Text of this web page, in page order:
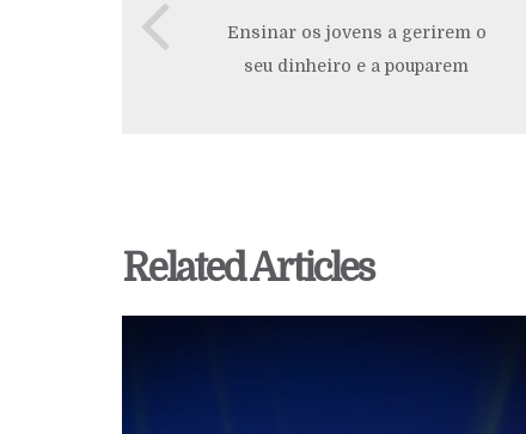
Ensinar os jovens a gerirem o
seu dinheiro e a pouparem
Related Articles